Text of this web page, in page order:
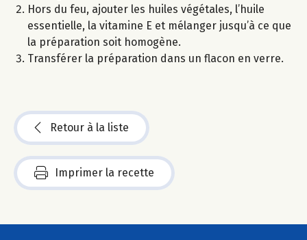
Hors du feu, ajouter les huiles végétales, l’huile
essentielle, la vitamine E et mélanger jusqu’à ce que
la préparation soit homogène.
Transférer la préparation dans un flacon en verre.
Retour à la liste
Imprimer la recette